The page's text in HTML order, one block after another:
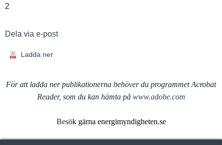
2
Dela via e-post
Ladda ner
För att ladda ner publikationerna behöver du programmet Acrobat
Reader, som du kan hämta på www.adobe.com
Besök gärna energimyndigheten.se